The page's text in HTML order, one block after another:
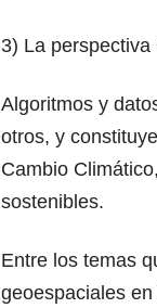
3) La perspectiva
Algoritmos y
otros, y
Cambio
sostenibles.
Entre los temas
geoespaciales